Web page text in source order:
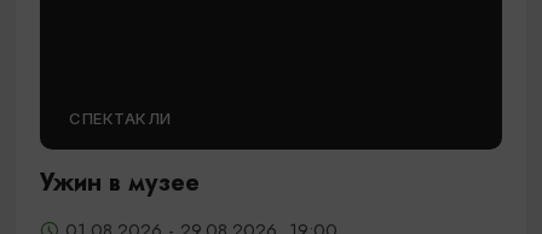
СПЕКТАКЛИ
Ужин в музее